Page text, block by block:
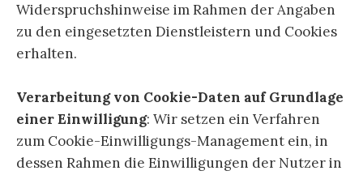
Widerspruchshinweise im Rahmen der Angaben
zu den eingesetzten Dienstleistern und Cookies
erhalten.
Verarbeitung von Cookie-Daten auf Grundlage
einer Einwilligung: Wir setzen ein Verfahren
zum Cookie-Einwilligungs-Management ein, in
dessen Rahmen die Einwilligungen der Nutzer in